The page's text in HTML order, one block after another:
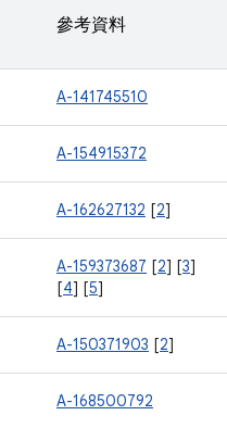
參考資料
A-141745510
A-154915372
A-162627132 [2]
A-159373687 [2] [3]
[4] [5]
A-150371903 [2]
A-168500792